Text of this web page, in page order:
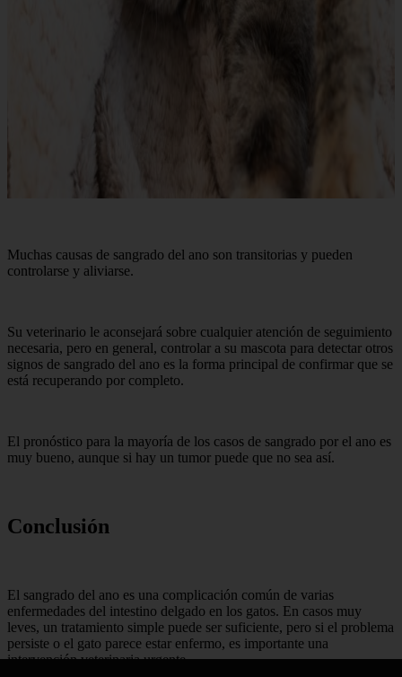
Muchas causas de sangrado del ano son transitorias y pueden
controlarse y aliviarse.
Su veterinario le aconsejará sobre cualquier atención de seguimiento
necesaria, pero en general, controlar a su mascota para detectar otros
signos de sangrado del ano es la forma principal de confirmar que se
está recuperando por completo.
El pronóstico para la mayoría de los casos de sangrado por el ano es
muy bueno, aunque si hay un tumor puede que no sea así.
Conclusión
El sangrado del ano es una complicación común de varias
enfermedades del intestino delgado en los gatos. En casos muy
leves, un tratamiento simple puede ser suficiente, pero si el problema
persiste o el gato parece estar enfermo, es importante una
intervención veterinaria urgente.